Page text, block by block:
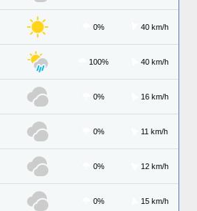
0% 40 km/h
100% 40 km/h
0% 16 km/h
0% 11 km/h
0% 12 km/h
0% 15 km/h